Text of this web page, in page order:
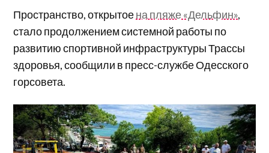
Пространство, открытоена пляже «Дельфин»,
стало продолжением системной работы по
развитию спортивной инфраструктуры Трассы
здоровья, сообщили в пресс-службе Одесского
горсовета.